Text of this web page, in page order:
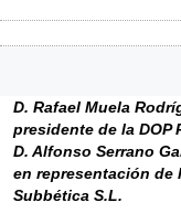
D. Rafael Muela
presidente de la DOP
D. Alfonso Serrano
en representación de
Subbética S.L.